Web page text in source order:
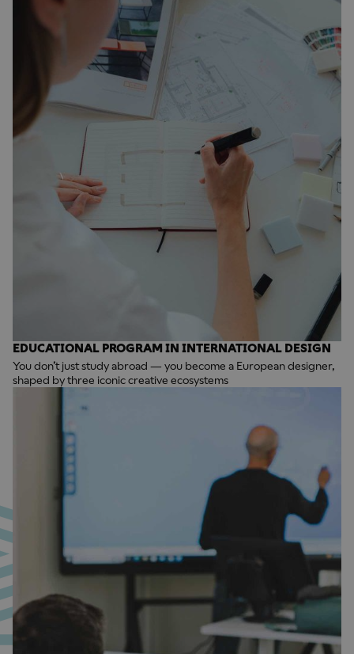
EDUCATIONAL PROGRAM IN INTERNATIONAL DESIGN
You don’t just study abroad — you become a European designer,
shaped by three iconic creative ecosystems